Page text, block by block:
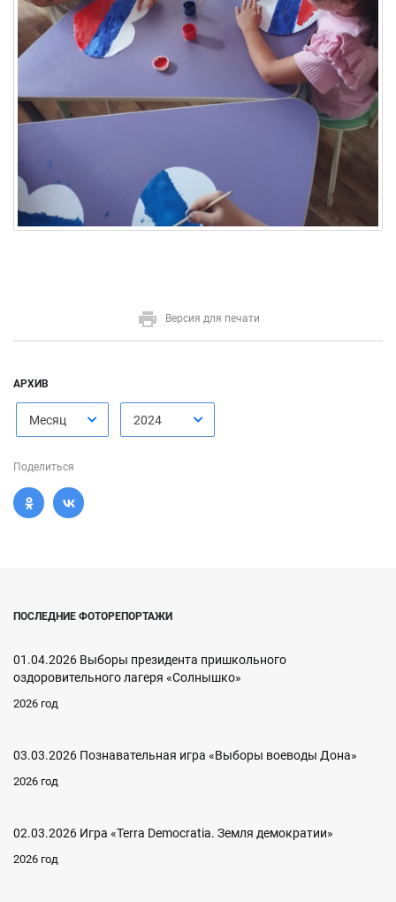
Версия для печати
АРХИВ
Месяц 2024
Поделиться
ПОСЛЕДНИЕ ФОТОРЕПОРТАЖИ
01.04.2026 Выборы президента пришкольного
оздоровительного лагеря «Солнышко»
2026 год
03.03.2026 Познавательная игра «Выборы воеводы Дона»
2026 год
02.03.2026 Игра «Terra Democratia. Земля демократии»
2026 год